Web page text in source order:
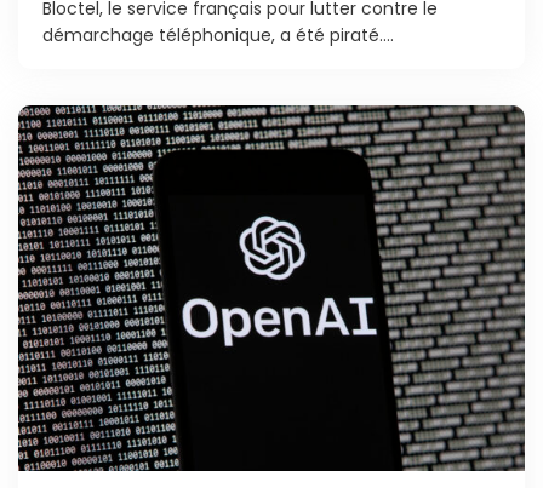
Bloctel, le service français pour lutter contre le
démarchage téléphonique, a été piraté....